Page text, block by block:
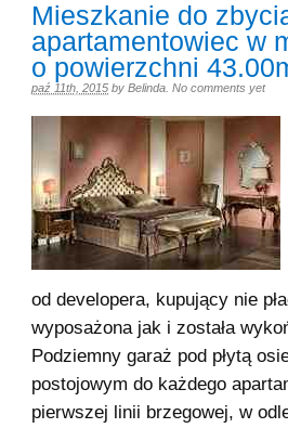
Mieszkanie do
apartamentowiec w
o powierzchni
paź 11th, 2015 by Belinda No comments yet
od developera, kupujący nie
wyposażona jak i została
Podziemny garaż pod płytą
postojowym do każdego
pierwszej linii brzegowej, w